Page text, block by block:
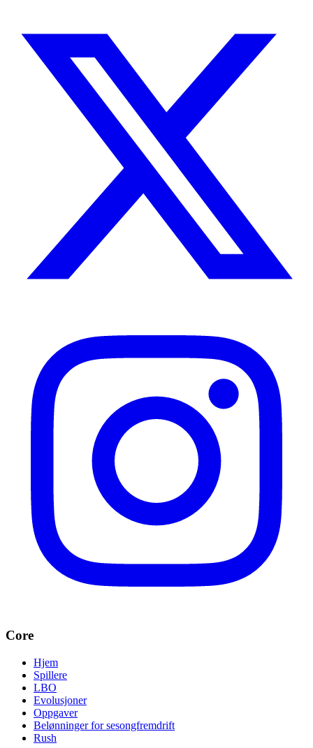
Core
Hjem
Spillere
LBO
Evolusjoner
Oppgaver
Belønninger for sesongfremdrift
Rush